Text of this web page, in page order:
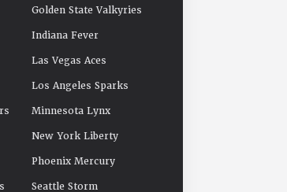
Golden State Valkyries
Indiana Fever
Las Vegas Aces
Los Angeles Sparks
Minnesota Lynx
New York Liberty
Phoenix Mercury
Seattle Storm